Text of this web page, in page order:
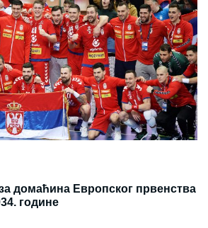
домаћина Европског првенства
године